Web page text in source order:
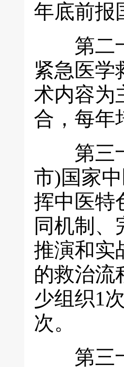
年底前报
第二
紧急医学
术内容为
合，每年
第三
市)国家
挥中医特
同机制、
推演和实
的救治流
少组织1
次。
第三